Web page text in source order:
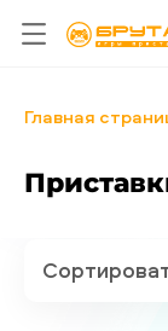
Главная